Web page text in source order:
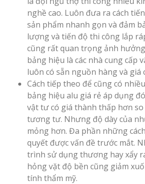
nghề cao. Luôn đưa ra cách
sản phẩm nhanh gọn và đảm
lượng và tiến độ thi công lắp
cũng rất quan trọng ảnh
bảng hiệu là các nhà cung cấp
luôn có sẵn nguồn hàng và giá
Cách tiếp theo để cũng có
bảng hiệu alu giá rẻ áp dụng
vật tư có giá thành thấp hơn so
tương tư. Nhưng độ dày của
mỏng hơn. Đa phần những
quyết được vấn đề trước mắt.
trình sử dụng thương hay xẩy
hỏng vặt độ bền cũng giảm
tính thẩm mỹ.